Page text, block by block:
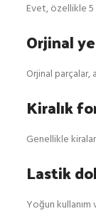
Evet, özellikle 5
Orjinal
Orjinal parçalar,
Kiralık
Genellikle
Lastik
Yoğun